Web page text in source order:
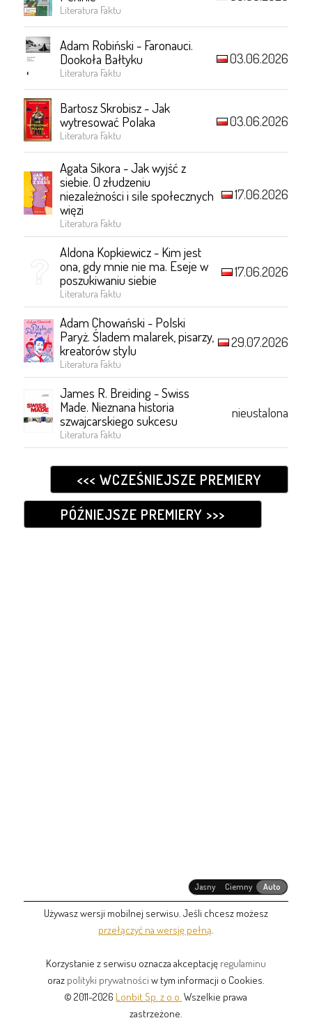
Literatura Faktu
Adam Robiński - Faronauci.
Dookoła Bałtyku
Literatura Faktu
03.06.2026
Bartosz Skrobisz - Jak
wytresować Polaka
Literatura Faktu
03.06.2026
Agata Sikora - Jak wyjść z
siebie. O złudzeniu
niezależności i sile społecznych
więzi
Literatura Faktu
17.06.2026
Aldona Kopkiewicz - Kim jest
ona, gdy mnie nie ma. Eseje w
poszukiwaniu siebie
Literatura Faktu
17.06.2026
Adam Chowański - Polski
Paryż. Śladem malarek, pisarzy,
kreatorów stylu
Literatura Faktu
29.07.2026
James R. Breiding - Swiss
Made. Nieznana historia
szwajcarskiego sukcesu
Literatura Faktu
nieustalona
<<< WCZEŚNIEJSZE PREMIERY
PÓŹNIEJSZE PREMIERY >>>
Jasny Ciemny Auto
Używasz wersji mobilnej serwisu. Jeśli chcesz możesz
przełączyć na wersję pełną
Korzystanie z serwisu oznacza akceptację regulaminu
oraz polityki prywatności w tym informacji o Cookies.
© 2011-2026 Lonbit Sp. z o.o. Wszelkie prawa
zastrzeżone.